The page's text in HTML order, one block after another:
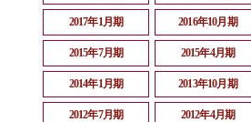
2017年1月期 2016年10月期
2015年7月期 2015年4月期
2014年1月期 2013年10月期
2012年7月期 2012年4月期